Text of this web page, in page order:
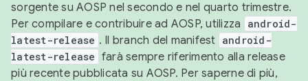
sorgente su AOSP nel secondo e nel quarto trimestre.
Per compilare e contribuire ad AOSP, utilizza
android-
latest-release . Il branch del manifest android-
latest-release farà sempre riferimento alla release
più recente pubblicata su AOSP. Per saperne di più,